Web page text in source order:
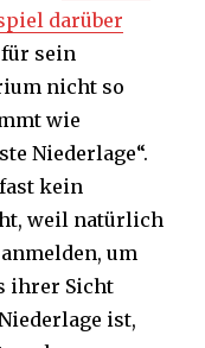
darüber
sein
nicht so
wie
Niederlage“.
kein
weil natürlich
um
ihrer Sicht
ist,